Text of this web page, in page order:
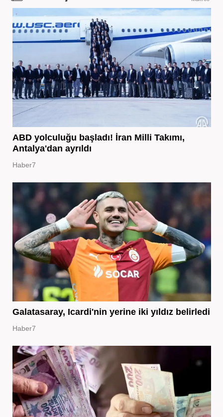
ABD yolculuğu başladı! İran Milli Takımı,
Antalya'dan ayrıldı
Haber7
Galatasaray, Icardi'nin yerine iki yıldız belirledi
Haber7